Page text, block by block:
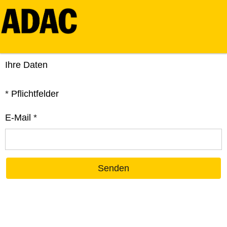
Ihre Daten
* Pflichtfelder
E-Mail *
Senden